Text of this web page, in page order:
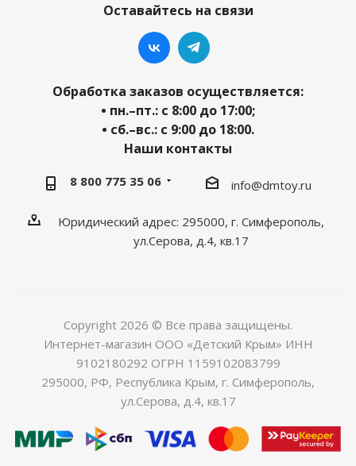
Оставайтесь на связи
Обработка заказов осуществляется:
• пн.–пт.: с 8:00 до 17:00;
• сб.–вс.: с 9:00 до 18:00.
Наши контакты
8 800 775 35 06 info@dmtoy.ru
Юридический адрес: 295000, г. Симферополь,
ул.Серова, д.4, кв.17
Copyright 2026 © Все права защищены.
Интернет-магазин ООО «Детский Крым» ИНН
9102180292 ОГРН 1159102083799
295000, РФ, Республика Крым, г. Симферополь,
ул.Серова, д.4, кв.17